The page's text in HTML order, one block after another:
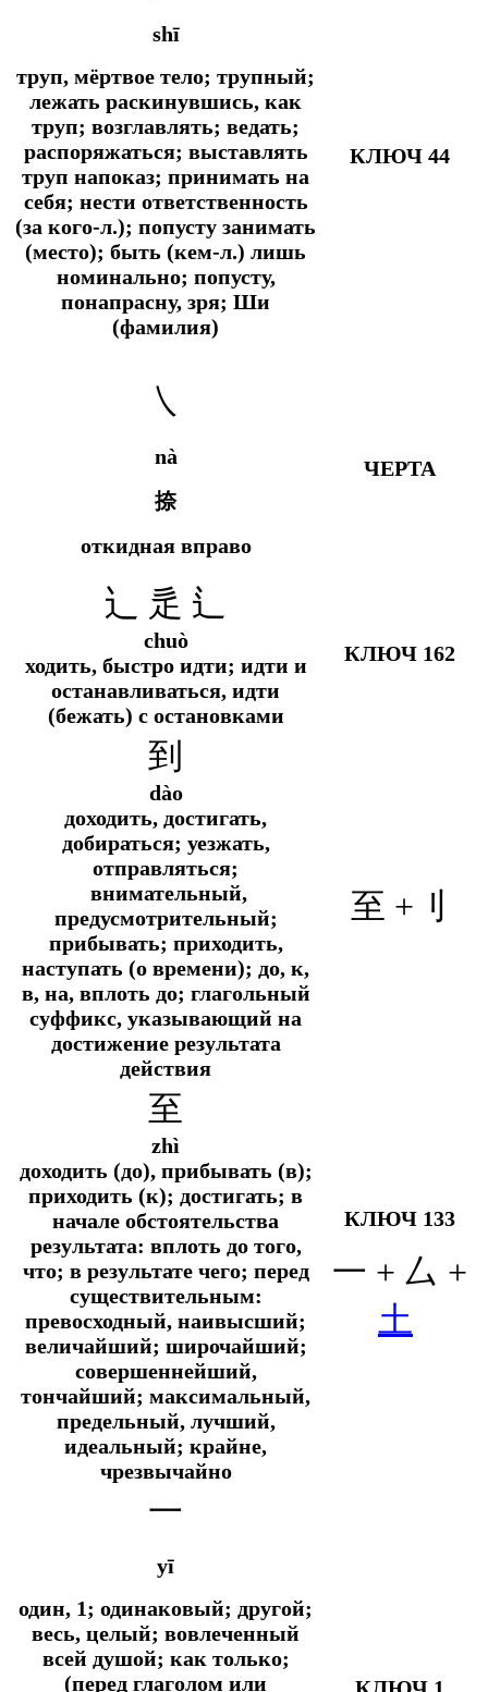
shī
труп, мёртвое тело; трупный;
лежать раскинувшись, как
труп; возглавлять; ведать;
распоряжаться; выставлять
труп напоказ; принимать на
себя; нести ответственность
(за кого-л.); попусту занимать
(место); быть (кем-л.) лишь
номинально; попусту,
понапрасну, зря; Ши
(фамилия)
КЛЮЧ 44
㇏
nà
捺
откидная вправо
ЧЕРТА
辶 辵 ⻍
chuò
ходить, быстро идти; идти и
останавливаться, идти
(бежать) с остановками
КЛЮЧ 162
到
dào
доходить, достигать,
добираться; уезжать,
отправляться;
внимательный,
предусмотрительный;
прибывать; приходить,
наступать (о времени); до, к,
в, на, вплоть до; глагольный
суффикс, указывающий на
достижение результата
действия
至 + 刂
至
zhì
доходить (до), прибывать (в);
приходить (к); достигать; в
начале обстоятельства
результата: вплоть до того,
что; в результате чего; перед
существительным:
превосходный, наивысший;
величайший; широчайший;
совершеннейший,
тончайший; максимальный,
предельный, лучший,
идеальный; крайне,
чрезвычайно
КЛЮЧ 133
一 + 厶 +
土
一
yī
один, 1; одинаковый; другой;
весь, целый; вовлеченный
всей душой; как только;
(перед глаголом или